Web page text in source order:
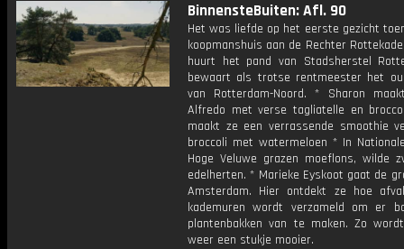
BinnensteBuiten: Afl. 90
Het was liefde op het eerste gezicht
koopmanshuis aan de Rechter
huurt het pand van Stadsherstel
bewaart als trotse rentmeester het
van Rotterdam-Noord. * Sharon
Alfredo met verse tagliatelle en
maakt ze een verrassende smoothie
broccoli met watermeloen * In
Hoge Veluwe grazen moeflons, wilde
edelherten. * Marieke Eyskoot gaat de
Amsterdam. Hier ontdekt ze hoe
kademuren wordt verzameld om er
plantenbakken van te maken. Zo
weer een stukje mooier.